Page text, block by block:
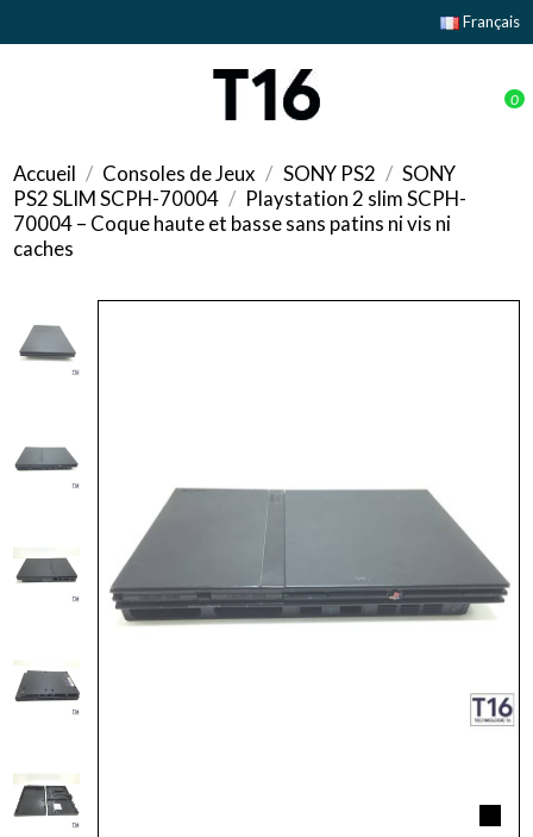
Français
0
Accueil Consoles de Jeux SONY PS2
SONY
PS2 SLIM SCPH-70004
Playstation 2 slim SCPH-
70004 – Coque haute et basse sans patins ni vis ni
caches